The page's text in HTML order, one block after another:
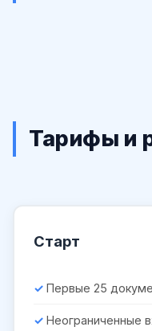
Тарифы и
Старт
Первые 25
Неограниченные